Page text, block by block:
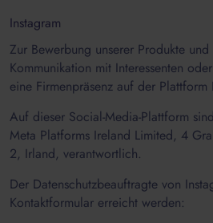
Instagram
Zur Bewerbung unserer Produkte
Kommunikation mit Interessenten
eine Firmenpräsenz auf der Plattform
Auf dieser Social-Media-Plattform
Meta Platforms Ireland Limited, 4
2, Irland, verantwortlich.
Der Datenschutzbeauftragte von
Kontaktformular erreicht werden: